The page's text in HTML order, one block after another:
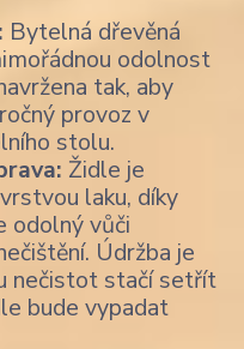
Bytelná dřevěná
odolnost
tak, aby
provoz v
stolu.
Židle je
laku, díky
odolný vůči
Údržba je
nečistot stačí setřít
bude vypadat